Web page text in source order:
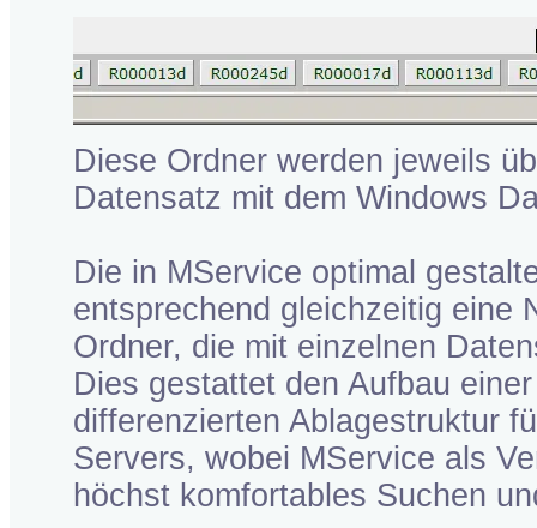
Diese Ordner werden jeweils
Datensatz mit dem Windows
Die in MService optimal
entsprechend gleichzeitig eine
Ordner, die mit einzelnen
Dies gestattet den Aufbau
differenzierten Ablagestruktur
Servers, wobei MService als
höchst komfortables Suchen